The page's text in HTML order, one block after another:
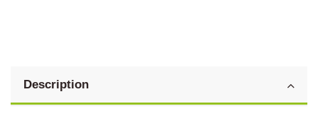
Description